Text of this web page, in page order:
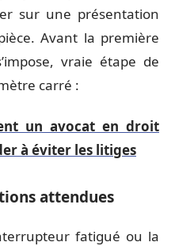
sur une présentation
Avant la première
vraie étape de
carré :
un avocat en droit
à éviter les litiges
attendues
fatigué ou la